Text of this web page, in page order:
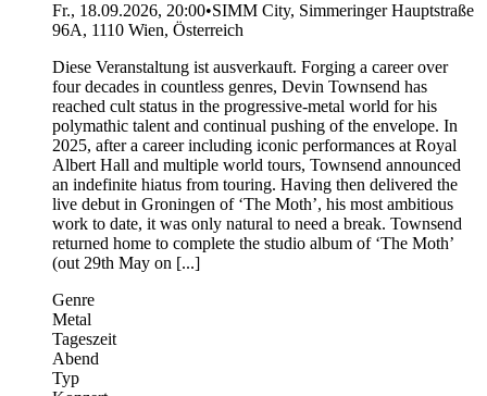
Fr., 18.09.2026, 20:00•SIMM City, Simmeringer Hauptstraße
96A, 1110 Wien, Österreich
Diese Veranstaltung ist ausverkauft. Forging a career over
four decades in countless genres, Devin Townsend has
reached cult status in the progressive-metal world for his
polymathic talent and continual pushing of the envelope. In
2025, after a career including iconic performances at Royal
Albert Hall and multiple world tours, Townsend announced
an indefinite hiatus from touring. Having then delivered the
live debut in Groningen of ‘The Moth’, his most ambitious
work to date, it was only natural to need a break. Townsend
returned home to complete the studio album of ‘The Moth’
(out 29th May on [...]
Genre
Metal
Tageszeit
Abend
Typ